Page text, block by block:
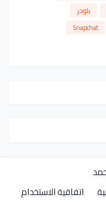
بلوجر
Snapchat
اتفاقية الاستخدام